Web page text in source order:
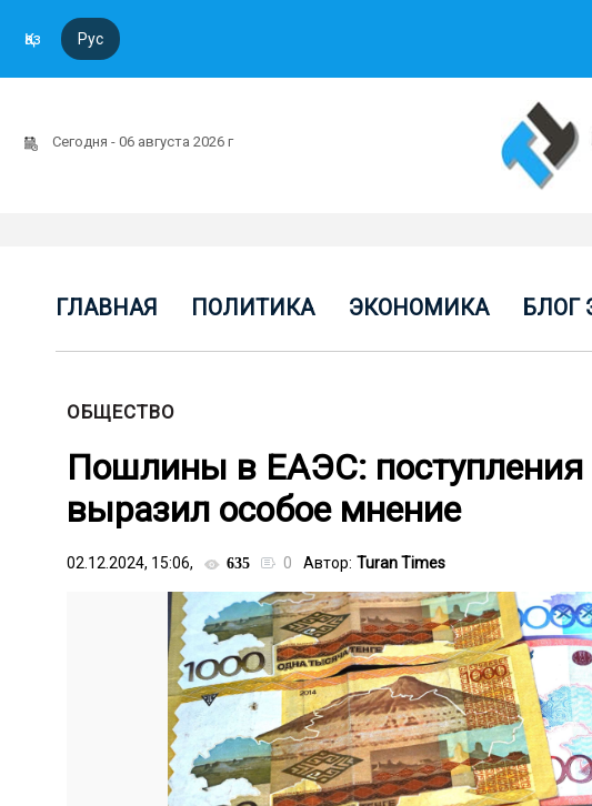
Қаз Рус
Сегодня - 06 августа 2026 г
ГЛАВНАЯ ПОЛИТИКА ЭКОНОМИКА БЛОГ
ОБЩЕСТВО
Пошлины в ЕАЭС: поступления
выразил особое мнение
02.12.2024, 15:06, 635 0 Автор: Turan Times